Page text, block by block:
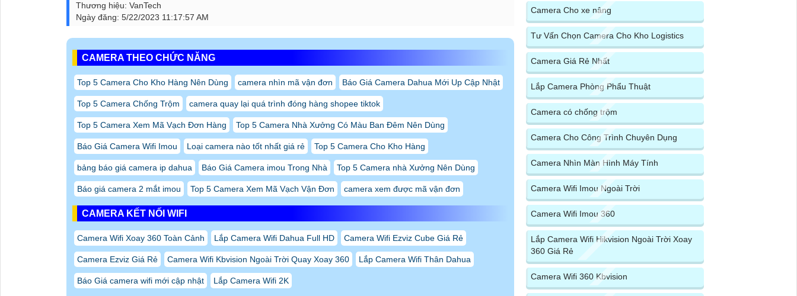
Thương hiệu: VanTech
Ngày đăng: 5/22/2023 11:17:57 AM
CAMERA THEO CHỨC NĂNG
Top 5 Camera Cho Kho Hàng Nên Dùng camera nhìn mã vận đơn Báo Giá Camera Dahua Mới Up Cập Nhật
Top 5 Camera Chống Trộm camera quay lại quá trình đóng hàng shopee tiktok
Top 5 Camera Xem Mã Vạch Đơn Hàng Top 5 Camera Nhà Xưởng Có Màu Ban Đêm Nên Dùng
Báo Giá Camera Wifi Imou Loại camera nào tốt nhất giá rẻ Top 5 Camera Cho Kho Hàng
bảng báo giá camera ip dahua Báo Giá Camera imou Trong Nhà Top 5 Camera nhà Xưởng Nên Dùng
Báo giá camera 2 mắt imou Top 5 Camera Xem Mã Vạch Vận Đơn camera xem được mã vận đơn
CAMERA KẾT NỐI WIFI
Camera Wifi Xoay 360 Toàn Cảnh Lắp Camera Wifi Dahua Full HD Camera Wifi Ezviz Cube Giá Rẻ
Camera Ezviz Giá Rẻ Camera Wifi Kbvision Ngoài Trời Quay Xoay 360 Lắp Camera Wifi Thân Dahua
Báo Giá camera wifi mới cập nhật Lắp Camera Wifi 2K
Camera Cho xe nâng
Tư Vấn Chọn Camera Cho Kho Logistics
Camera Giá Rẻ Nhất
Lắp Camera Phòng Phẩu Thuật
Camera có chống trộm
Camera Cho Công Trình Chuyên Dụng
Camera Nhìn Màn Hình Máy Tính
Camera Wifi Imou Ngoài Trời
Camera Wifi Imou 360
Lắp Camera Wifi Hikvision Ngoài Trời Xoay
360 Giá Rẻ
Camera Wifi 360 Kbvision